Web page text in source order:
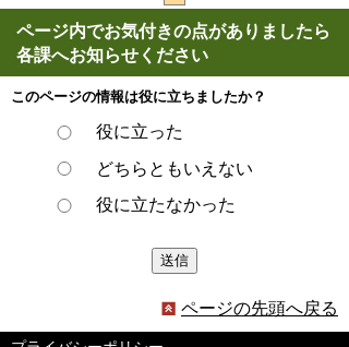
ページ内でお気付きの点がありましたら
各課へお知らせください
このページの情報は役に立ちましたか？
役に立った
どちらともいえない
役に立たなかった
ページの先頭へ戻る